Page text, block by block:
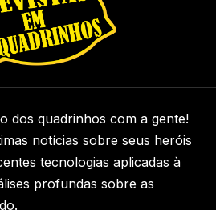
dos quadrinhos com a gente!
notícias sobre seus heróis
tecnologias aplicadas à
profundas sobre as